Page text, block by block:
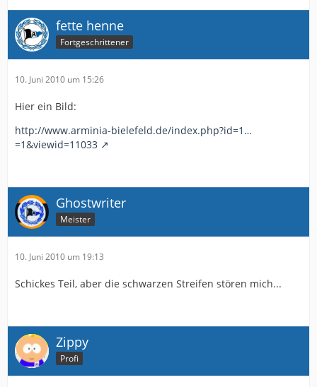
fette henne
Fortgeschrittener
10. Juni 2010 um 15:26
Hier ein Bild:
http://www.arminia-bielefeld.de/index.php?id=1…
=1&viewid=11033
Ghostwriter
Meister
10. Juni 2010 um 19:13
Schickes Teil, aber die schwarzen Streifen stören mich...
Zippy
Profi